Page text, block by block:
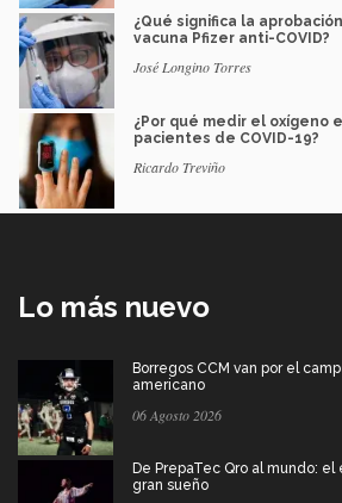
¿Qué significa la
vacuna Pfizer anti-COVID?
José Longino Torres
¿Por qué medir el oxígeno
pacientes de COVID-19?
Ricardo Treviño
Lo más nuevo
Borregos CCM van por el
americano
06 Agosto 2026
De PrepaTec Qro al mundo:
gran sueño